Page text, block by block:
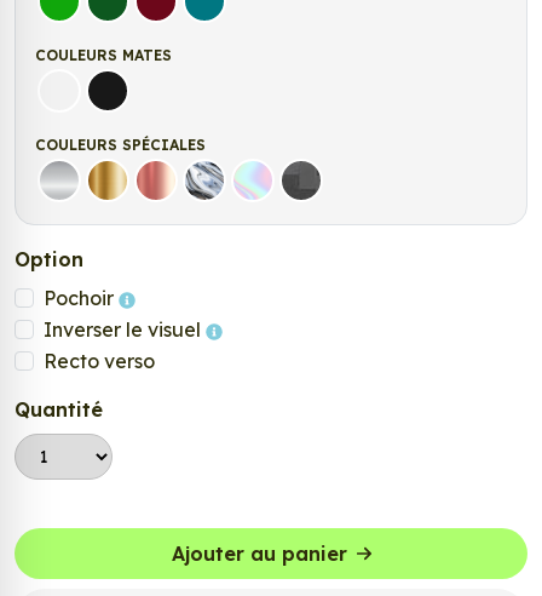
Vert clairVert FoncéBordeauxTurquoise
COULEURS MATES
Blanc matNoir mat
COULEURS SPÉCIALES
Argent Or Rose Gold
ChromeHolographique
Carbone Noir
Option
Pochoir
Inverser le visuel
Recto verso
Quantité
Ajouter au panier